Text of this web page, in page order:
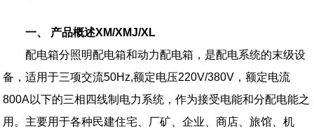
一、 产品概述XM/XMJ/XL
配电箱分照明配电箱和动力配电箱，是配电系统的末级设
备，适用于三项交流50Hz,额定电压220V/380V ，额定电流
800A以下的三相四线制电力系统，作为接受电能和分配电能之
用。主要用于各种民建住宅、厂矿、企业、商店、旅馆、机